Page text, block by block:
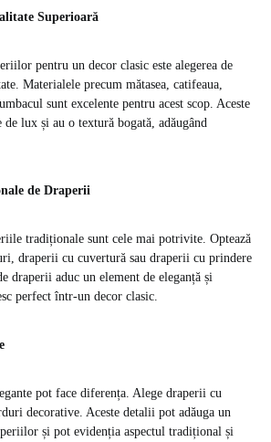
Superioară
pentru un decor clasic este alegerea de
Materialele precum mătasea, catifeaua,
sunt excelente pentru acest scop. Aceste
de lux și au o textură bogată, adăugând
de Draperii
tradiționale sunt cele mai potrivite. Optează
draperii cu cuvertură sau draperii cu prindere
draperii aduc un element de eleganță și
perfect într-un decor clasic.
pot face diferența. Alege draperii cu
decorative. Aceste detalii pot adăuga un
și pot evidenția aspectul tradițional și